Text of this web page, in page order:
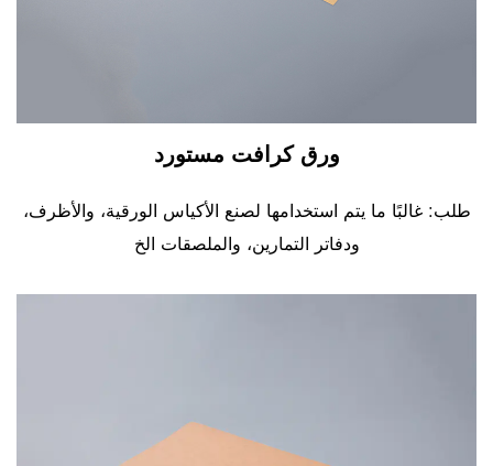
ورق كرافت مستورد
طلب: غالبًا ما يتم استخدامها لصنع الأكياس الورقية، والأظرف،
ودفاتر التمارين، والملصقات الخ